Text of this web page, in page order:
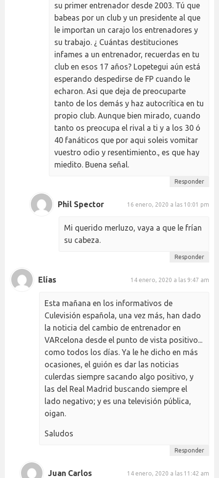
su primer entrenador desde 2003. Tú que
babeas por un club y un presidente al que
le importan un carajo los entrenadores y
su trabajo. ¿ Cuántas destituciones
infames a un entrenador, recuerdas en tu
club en esos 17 años? Lopetegui aún está
esperando despedirse de FP cuando le
echaron. Asi que deja de preocuparte
tanto de los demás y haz autocrítica en tu
propio club. Aunque bien mirado, cuando
tanto os preocupa el rival a ti y a los 30 ó
40 fanáticos que por aqui soleis vomitar
vuestro odio y resentimiento., es que hay
miedito. Buena señal.
Responder
Phil Spector 16 enero, 2020 a las 10:01 pm
Mi querido merluzo, vaya a que le frían
su cabeza.
Responder
Elías 14 enero, 2020 a las 9:47 am
Esta mañana en los informativos de
Culevisión española, una vez más, han dado
la noticia del cambio de entrenador en
VARcelona desde el punto de vista positivo...
como todos los días. Ya le he dicho en más
ocasiones, el guión es dar las noticias
culerdas siempre sacando algo positivo, y
las del Real Madrid buscando siempre el
lado negativo; y es una televisión pública,
oigan.
Saludos
Responder
Juan Carlos 14 enero, 2020 a las 11:42 am